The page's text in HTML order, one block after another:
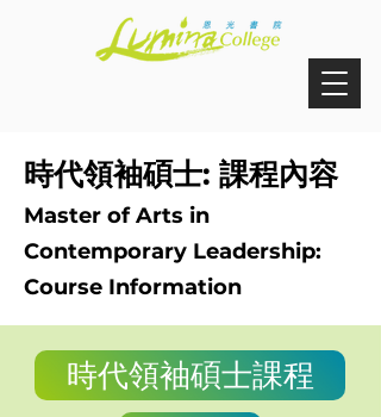
時代領袖碩士: 課程內容
Master of Arts in
Contemporary Leadership:
Course Information
時代領袖碩士課程